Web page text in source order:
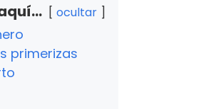
ocultar
primerizas